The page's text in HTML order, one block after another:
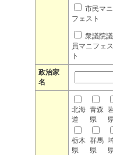
市民マニ
フェスト
衆議院議
員マニフェス
ト
政治家
名
北海
道
青森
県
栃木
県
群馬
県